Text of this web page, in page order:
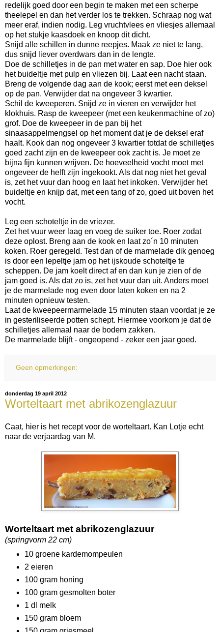
redelijk goed door een begin te maken met een scherpe
theelepel en dan het verder los te trekken. Schraap nog wat
meer eraf, indien nodig. Leg vruchtvlees en vliesjes allemaal
op het stukje kaasdoek en knoop dit dicht.
Snijd alle schillen in dunne reepjes. Maak ze niet te lang,
dus snijd liever overdwars dan in de lengte.
Doe de schilletjes in de pan met water en sap. Doe hier ook
het buideltje met pulp en vliezen bij. Laat een nacht staan.
Breng de volgende dag aan de kook; eerst met een deksel
op de pan. Verwijder dat na ongeveer 3 kwartier.
Schil de kweeperen. Snijd ze in vieren en verwijder het
klokhuis. Rasp de kweepeer (met een keukenmachine of zo)
grof. Doe de kweepeer in de pan bij het
sinaasappelmengsel op het moment dat je de deksel eraf
haalt. Kook dan nog ongeveer 3 kwartier totdat de schilletjes
goed zacht zijn en de kweepeer ook zacht is. Je moet ze
bijna fijn kunnen wrijven. De hoeveelheid vocht moet met
ongeveer de helft zijn ingekookt. Als dat nog niet het geval
is, zet het vuur dan hoog en laat het inkoken. Verwijder het
buideltje en knijp dat, met een tang of zo, goed uit boven het
vocht.
Leg een schoteltje in de vriezer.
Zet het vuur weer laag en voeg de suiker toe. Roer zodat
deze oplost. Breng aan de kook en laat zo´n 10 minuten
koken. Roer geregeld. Test dan of de marmelade dik genoeg
is door een lepeltje jam op het ijskoude schoteltje te
scheppen. De jam koelt direct af en dan kun je zien of de
jam goed is. Als dat zo is, zet het vuur dan uit. Anders moet
je de marmelade nog even door laten koken en na 2
minuten opnieuw testen.
Laat de kweepeermarmelade 15 minuten staan voordat je ze
in gesteriliseerde potten schept. Hiermee voorkom je dat de
schilletjes allemaal naar de bodem zakken.
De marmelade blijft - ongeopend - zeker een jaar goed.
Geen opmerkingen:
donderdag 19 april 2012
Worteltaart met abrikozenglazuur
Caat, hier is het recept voor de worteltaart. Kan Lotje echt
naar de verjaardag van M.
Worteltaart met abrikozenglazuur
(springvorm 22 cm)
10 groene kardemompeulen
2 eieren
100 gram honing
100 gram gesmolten boter
1 dl melk
150 gram bloem